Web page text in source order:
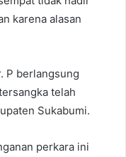
karena alasan
P berlangsung
telah
Sukabumi.
perkara ini